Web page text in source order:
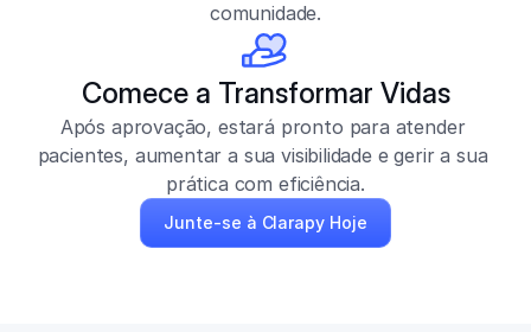
comunidade.
Comece a Transformar Vidas
Após aprovação, estará pronto para atender
pacientes, aumentar a sua visibilidade e gerir a sua
prática com eficiência.
Junte-se à Clarapy Hoje